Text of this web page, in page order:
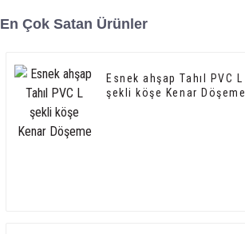
En Çok Satan Ürünler
Esnek ahşap Tahıl PVC L
şekli köşe Kenar Döşeme